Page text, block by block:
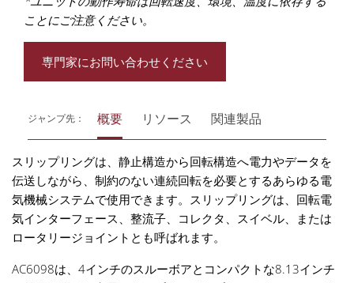
ことにご注意ください。
専門家にお問い合わせください
ジャンプ先： 概要 リソース 関連製品
スリップリングは、静止構造から回転構造へ電力やデータを
伝送しながら、制約のない連続回転を必要とするあらゆる電
気機械システムで使用できます。スリップリングは、回転電
気インターフェース、整流子、コレクタ、スイベル、または
ロータリージョイントとも呼ばれます。
AC6098は、4インチのスルーボアとコンパクトな8.13インチ